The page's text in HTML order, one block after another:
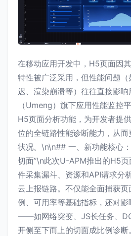
在移动应用开发中，H5页面因
特性被广泛采用，但性能问题
迟、渲染崩溃等）往往直接影响
（Umeng）旗下应用性能监控
H5页面分析功能，为开发者提
位的全链路性能诊断能力，从
状况。\n\n## 一、新功能核心
切面”\n此次U-APM推出的H5
件采集漏斗、资源和API请求分
云上报链路。不仅能全面捕获
例、可用率等基础指标，还对
——如网络突变、JS长任务、
开侧至下而上的切面成比例诊